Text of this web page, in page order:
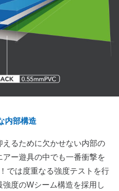
内部構造
るために欠かせない内部の
ー遊具の中でも一番衝撃を
では度重なる強度テストを行
度のWシーム構造を採用し